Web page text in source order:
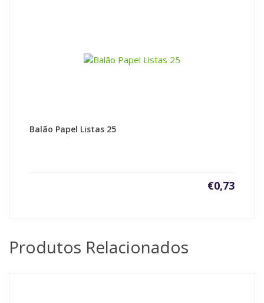
Balão Papel Listas 25
€0,73
Produtos Relacionados